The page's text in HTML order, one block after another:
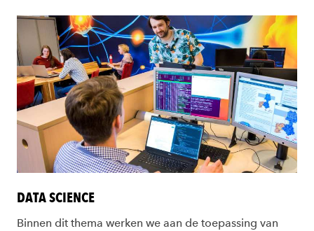
DATA SCIENCE
Binnen dit thema werken we aan de toepassing van